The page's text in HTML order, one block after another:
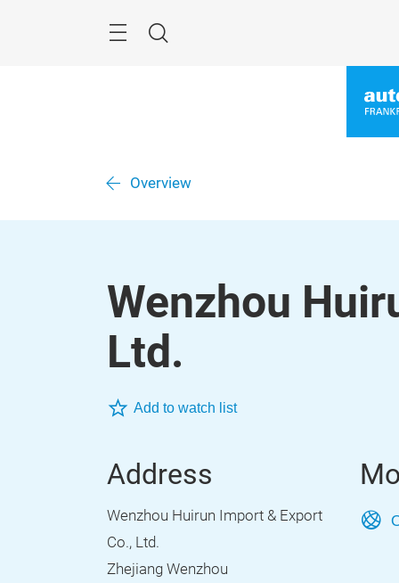
Suche
Overview
Wenzhou
Ltd.
Add to watch list
Address
Wenzhou Huirun Import & Export
Co., Ltd.
Zhejiang Wenzhou